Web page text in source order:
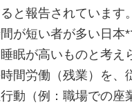
と報告されています
が短い者が多い日本
眠が高いものと考え
間労働（残業）を、
動（例：職場での座